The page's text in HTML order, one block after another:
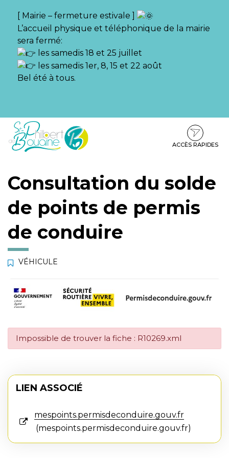
[ Mairie – fermeture estivale ]
L’accueil physique et téléphonique de la mairie
sera fermé:
les samedis 18 et 25 juillet
les samedis 1er, 8, 15 et 22 août
Bel été à tous.
Aller
Aller
contenu
Aller
pied
ACCÈS RAPIDES
Consultation du solde
de points de permis
de conduire
VÉHICULE
Impossible de trouver la fiche : R10269.xml
LIEN ASSOCIÉ
mespoints.permisdeconduire.gouv.fr
mespoints.permisdeconduire.gouv.fr